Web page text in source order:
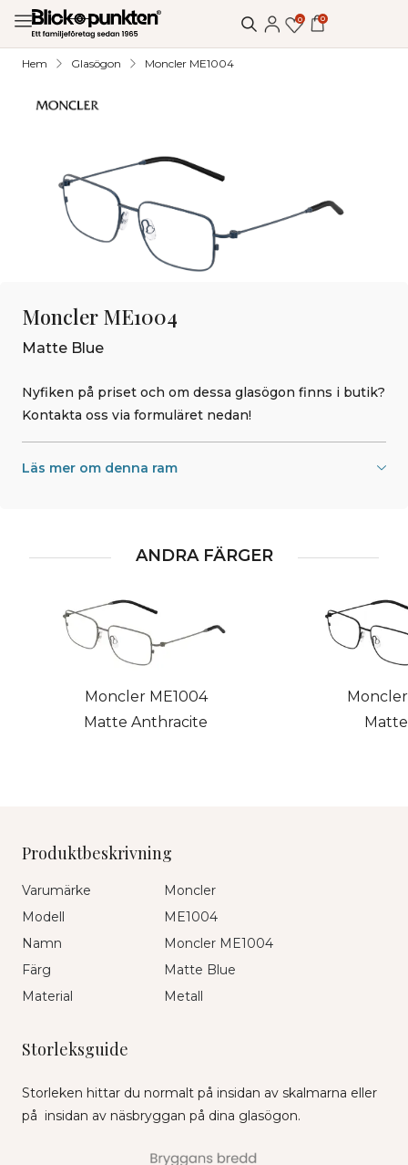
0 0
Hem Glasögon Moncler ME1004
Moncler ME1004
Matte Blue
Nyfiken på priset och om dessa glasögon finns i butik?
Kontakta oss via formuläret nedan!
Läs mer om denna ram
ANDRA FÄRGER
Moncler ME1004
Matte Anthracite
Produktbeskrivning
Varumärke
Moncler
Modell
ME1004
Namn
Moncler ME1004
Färg
Matte Blue
Material
Metall
Storleksguide
Storleken hittar du normalt på insidan av skalmarna eller
på insidan av näsbryggan på dina glasögon.